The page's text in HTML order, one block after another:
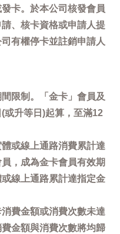
卡。於本公司核發會員
、核卡資格或申請人提
有權停卡並註銷申請人
限制。「金卡」會員及
(或升等日)起算，至滿12
或線上通路消費累計達
，成為金卡會員有效期
線上通路累計達指定金
費金額或消費次數未達
金額與消費次數將均歸